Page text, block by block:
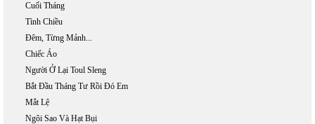
Cuối Tháng
Tình Chiều
Đêm, Từng Mảnh...
Chiếc Áo
Người Ở Lại Toul Sleng
Bắt Đầu Tháng Tư Rồi Đó Em
Mắt Lệ
Ngôi Sao Và Hạt Bụi